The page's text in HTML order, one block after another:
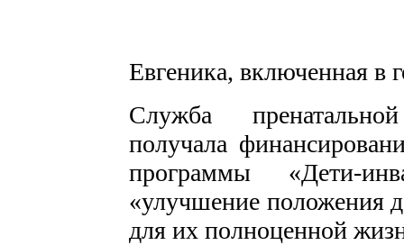
Евгеника, включенная в
Служба
получала
программы «Дети-
«улучшение положения
для их полноценной